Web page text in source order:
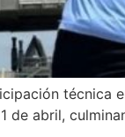
abril,